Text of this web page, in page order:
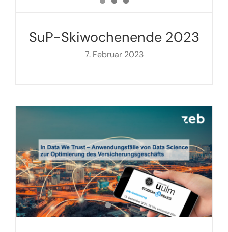
SuP-Skiwochenende 2023
7. Februar 2023